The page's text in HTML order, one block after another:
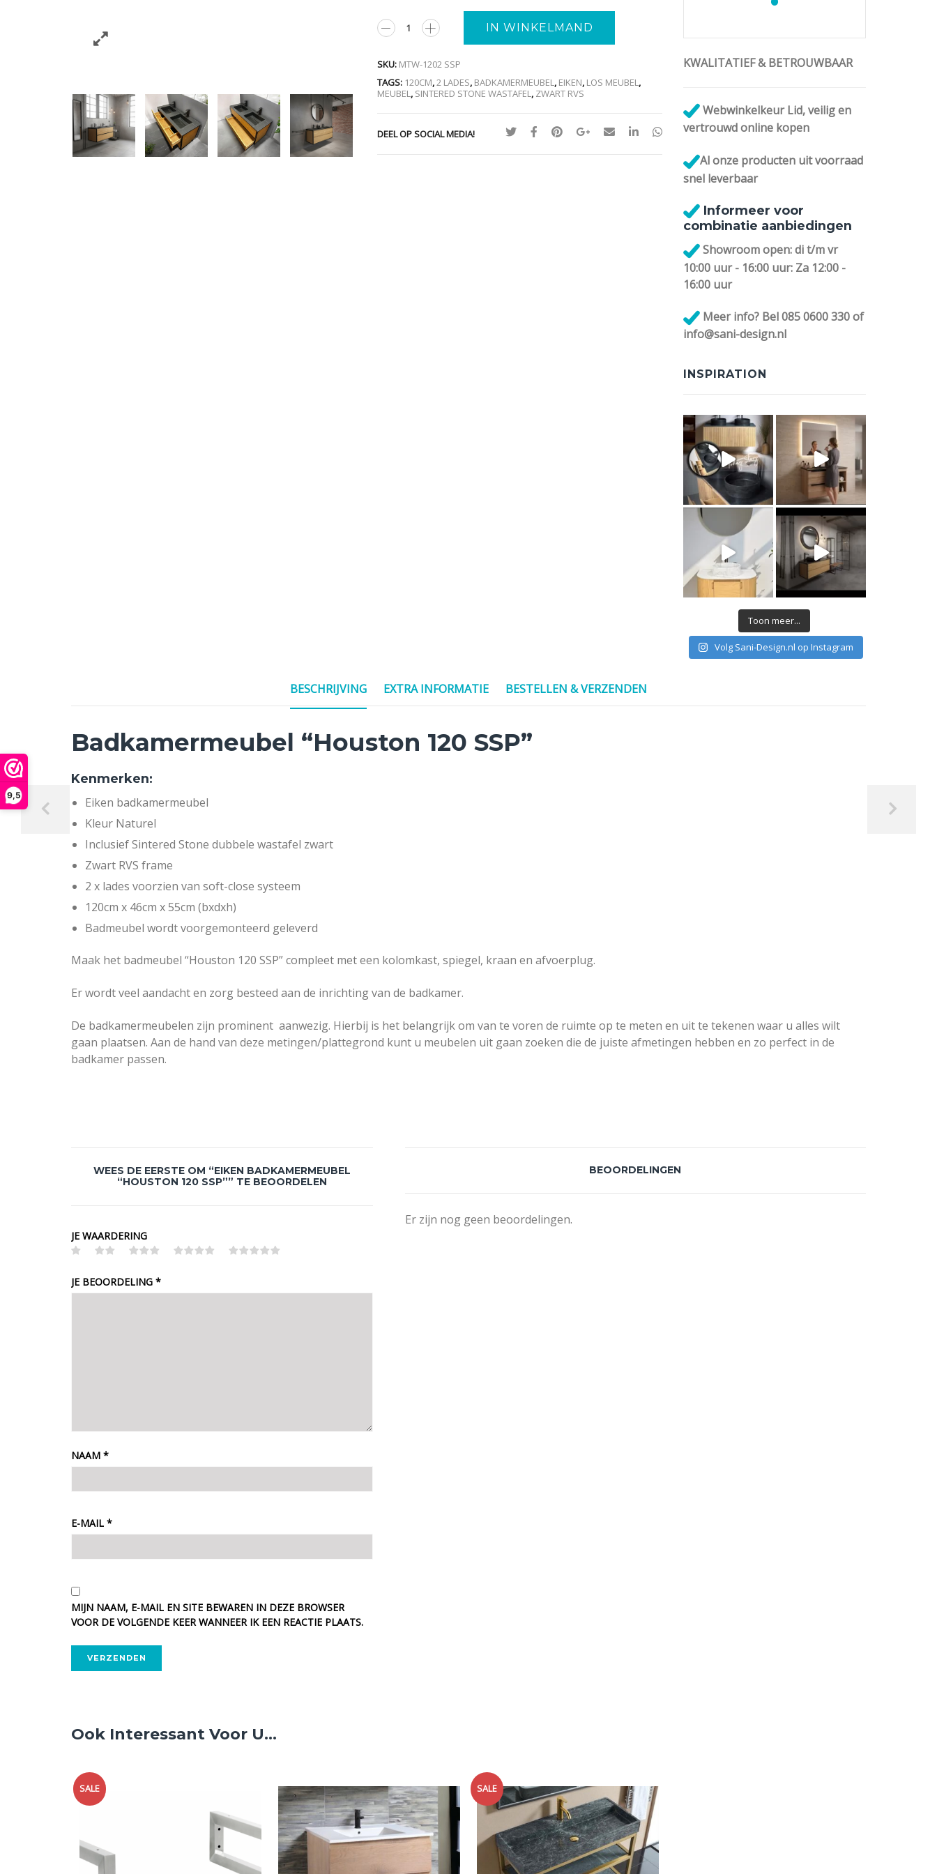
9,5
IN WINKELMAND
SKU: MTW-1202 SSP
TAGS: 120CM,2 LADES, BADKAMERMEUBEL, EIKEN, LOS MEUBEL,
MEUBEL, SINTERED STONE WASTAFEL, ZWART RVS
DEEL OP SOCIAL MEDIA!
KWALITATIEF & BETROUWBAAR
Webwinkelkeur Lid, veilig en
vertrouwd online kopen
Al onze producten uit voorraad
snel leverbaar
Informeer voor
combinatie aanbiedingen
Showroom open: di t/m vr
10:00 uur - 16:00 uur: Za 12:00 -
16:00 uur
Meer info? Bel 085 0600 330 of
info@sani-design.nl
INSPIRATION
Toon meer...
Volg Sani-Design.nl op Instagram
BESCHRIJVING EXTRA INFORMATIE BESTELLEN & VERZENDEN
Badkamermeubel “Houston 120 SSP”
Kenmerken:
Eiken badkamermeubel
Kleur Naturel
Inclusief Sintered Stone dubbele wastafel zwart
Zwart RVS frame
2 x lades voorzien van soft-close systeem
120cm x 46cm x 55cm (bxdxh)
Badmeubel wordt voorgemonteerd geleverd
Maak het badmeubel “Houston 120 SSP” compleet met een kolomkast, spiegel, kraan en afvoerplug.
Er wordt veel aandacht en zorg besteed aan de inrichting van de badkamer.
De badkamermeubelen zijn prominent aanwezig. Hierbij is het belangrijk om van te voren de ruimte op te meten en uit te tekenen waar u alles wilt
gaan plaatsen. Aan de hand van deze metingen/plattegrond kunt u meubelen uit gaan zoeken die de juiste afmetingen hebben en zo perfect in de
badkamer passen.
BEOORDELINGEN
Er zijn nog geen beoordelingen.
WEES DE EERSTE OM “EIKEN BADKAMERMEUBEL
“HOUSTON 120 SSP”” TE BEOORDELEN
JE WAARDERING
JE BEOORDELING *
NAAM *
E-MAIL *
MIJN NAAM, E-MAIL EN SITE BEWAREN IN DEZE BROWSER
VOOR DE VOLGENDE KEER WANNEER IK EEN REACTIE PLAATS.
Ook Interessant Voor U...
SALE SALE